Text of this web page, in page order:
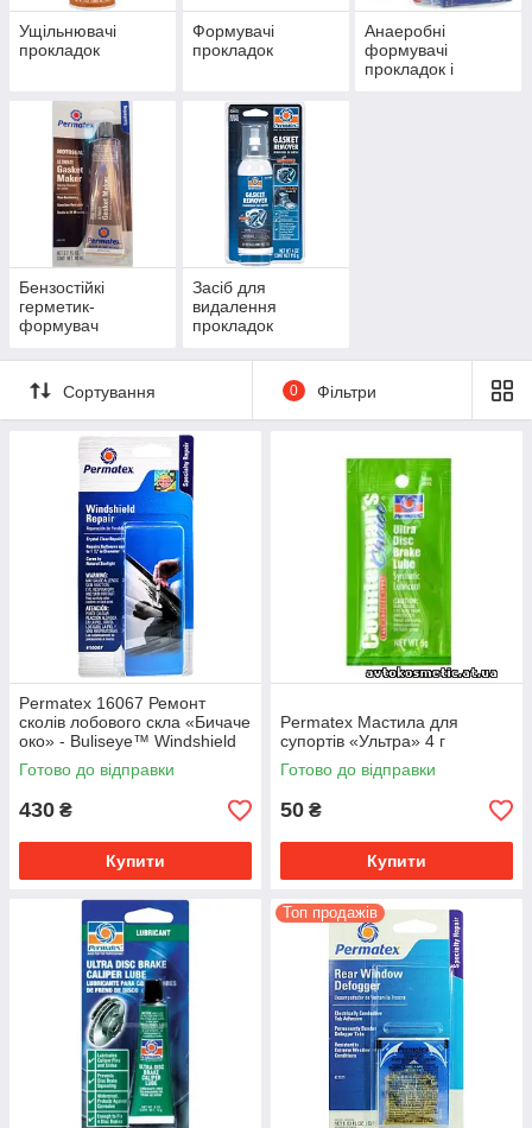
Ущільнювачі
прокладок
Формувачі
прокладок
Анаеробні
формувачі
прокладок і
Бензостійкі
герметик-
формувач
Засіб для
видалення
прокладок
Сортування 0 Фільтри
Permatex 16067 Ремонт
сколів лобового скла «Бичаче
око» - Buliseye™ Windshield
Repair Kit
Готово до відправки
430 ₴
Купити
Permatex Мастила для
супортів «Ультра» 4 г
Готово до відправки
50 ₴
Купити
Топ продажів